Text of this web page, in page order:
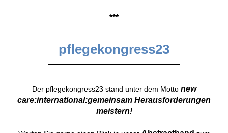
***
pflegekongress23
Der pflegekongress23 stand unter dem Motto new
care:international:gemeinsam Herausforderungen
meistern!